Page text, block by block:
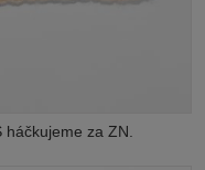
za ZN.